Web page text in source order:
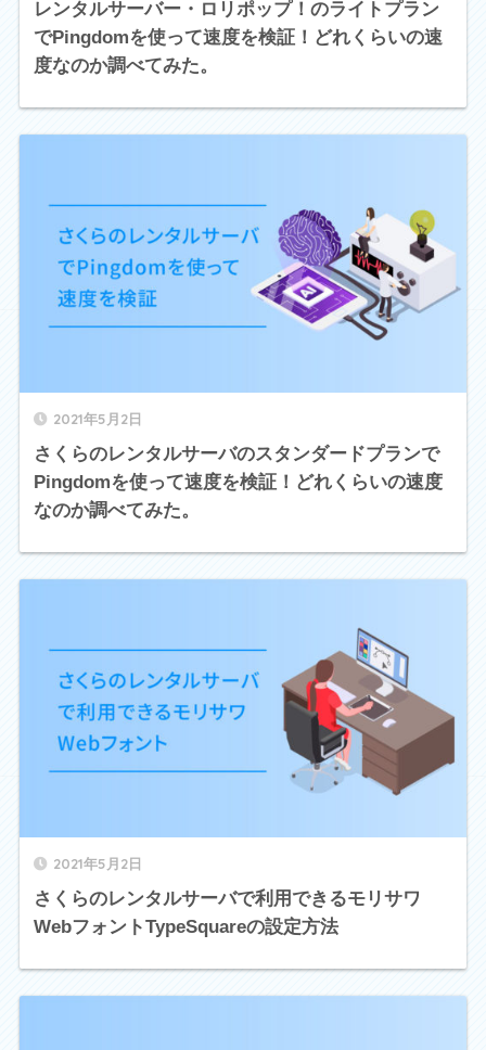
レンタルサーバー・ロリポップ！のライトプラン
でPingdomを使って速度を検証！どれくらいの速
度なのか調べてみた。
2021年5月2日
さくらのレンタルサーバのスタンダードプランで
Pingdomを使って速度を検証！どれくらいの速度
なのか調べてみた。
2021年5月2日
さくらのレンタルサーバで利用できるモリサワ
WebフォントTypeSquareの設定方法